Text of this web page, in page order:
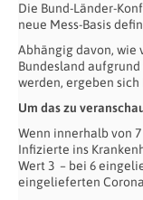
Die Bund-Länder-
neue Mess-Basis
Abhängig davon, wie
Bundesland
werden, ergeben
Um das zu
Wenn innerhalb von 7
Infizierte ins
Wert 3 – bei 6
eingelieferten